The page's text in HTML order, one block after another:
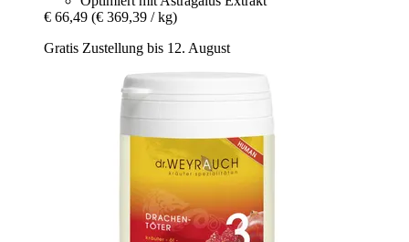
€ 66,49 (€ 369,39 / kg)
Gratis Zustellung bis 12. August